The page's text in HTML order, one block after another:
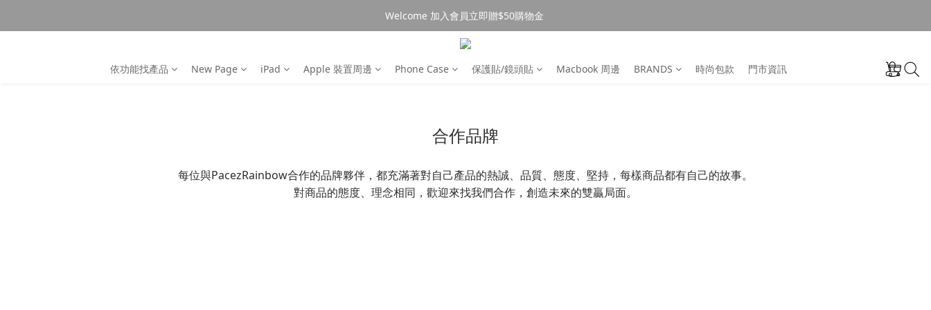
消費$490超商免運🚚
Welcome 加入會員立即贈$50購物金
消費$490超商免運🚚
依功能找產品
New Page iPad Apple 裝置周邊 Phone Case 保護貼/鏡頭貼 Macbook 周邊 BRANDS 時尚包款 門市資訊
合作品牌
每位與PacezRainbow合作的品牌夥伴，都充滿著對自己產品的熱誠、品質、態度、堅持，每樣商品都有自己的故事。
對商品的態度、理念相同，歡迎來找我們合作，創造未來的雙贏局面。